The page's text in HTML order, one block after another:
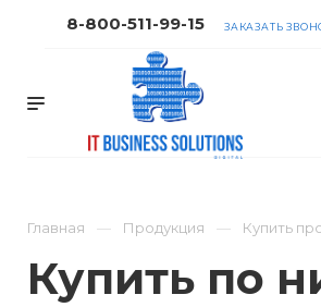
8-800-511-99-15 ЗАКАЗАТЬ
Главная Продукция Купить
Купить по